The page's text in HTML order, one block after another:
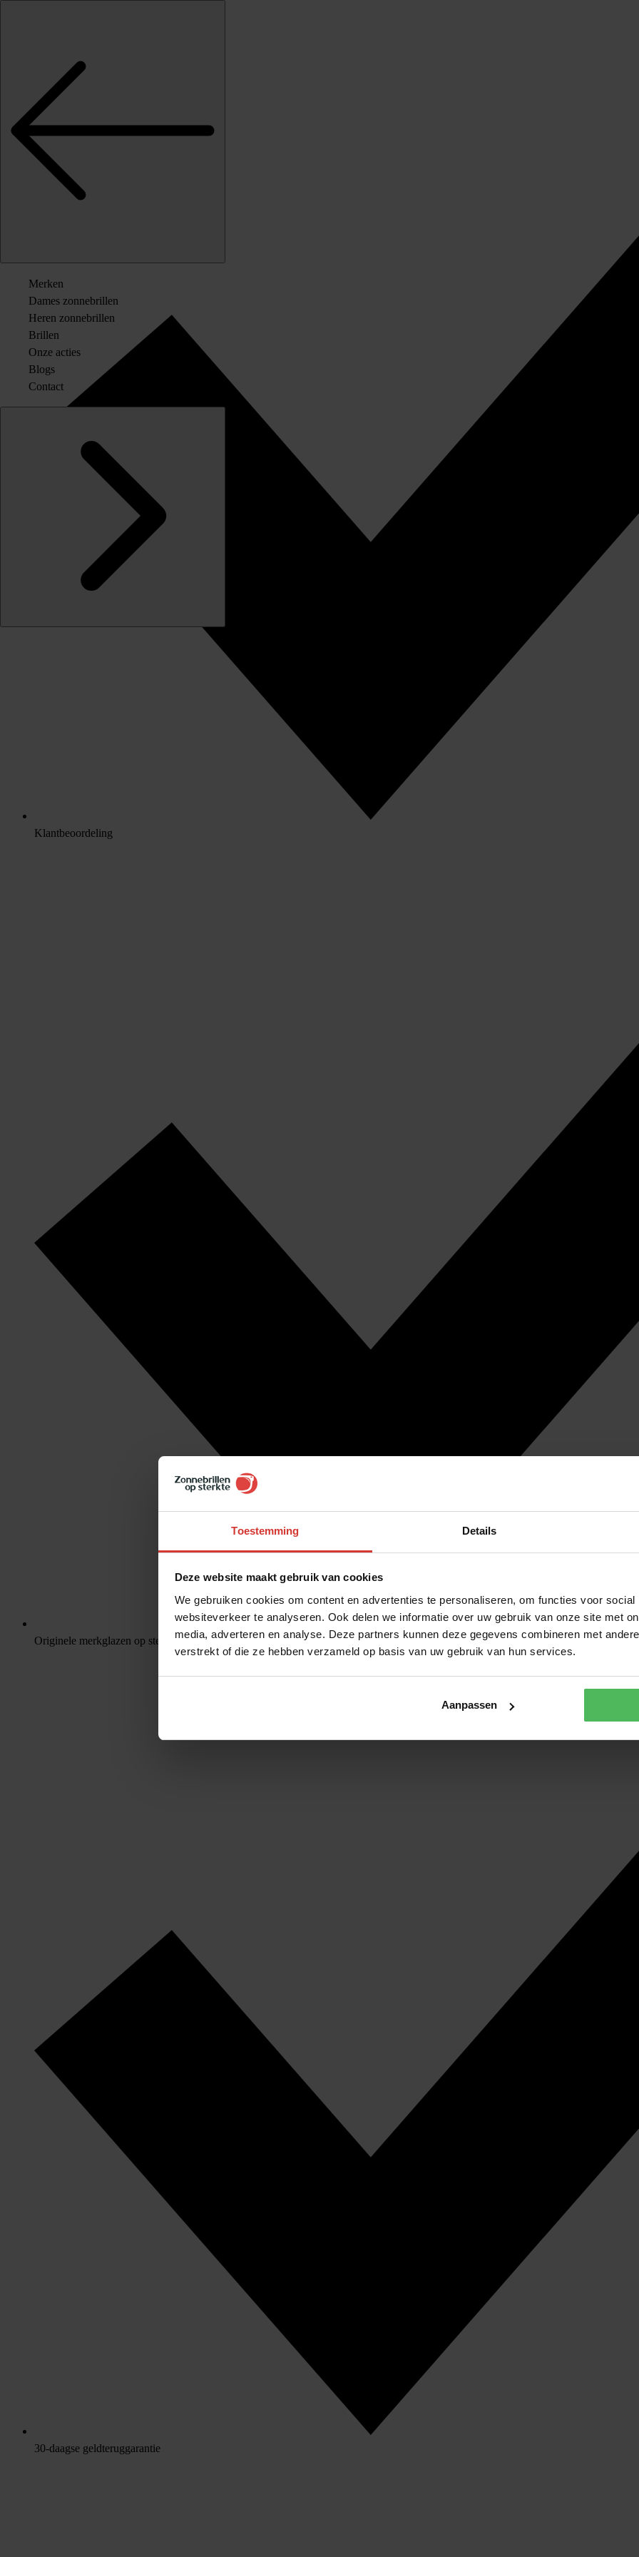
Toestemming Details
Deze website maakt gebruik van cookies
We gebruiken cookies om content en advertenties te personaliseren, om functies voor
websiteverkeer te analyseren. Ook delen we informatie over uw gebruik van onze site met
media, adverteren en analyse. Deze partners kunnen deze gegevens combineren met
verstrekt of die ze hebben verzameld op basis van uw gebruik van hun services.
Aanpassen
Klantbeoordeling
Originele merkglazen op sterkte
30-daagse geldteruggarantie
Merken
Dames zonnebrillen
Heren zonnebrillen
Brillen
Onze acties
Blogs
Contact